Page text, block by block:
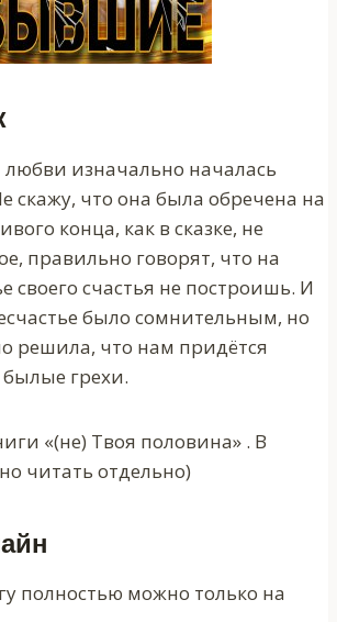
изначально началась
скажу, что она была обречена на
конца, как в сказке, не
правильно говорят, что на
своего счастья не построишь. И
было сомнительным, но
решила, что нам придётся
былые грехи.
«(не) Твоя половина» . В
читать отдельно)
полностью можно только на